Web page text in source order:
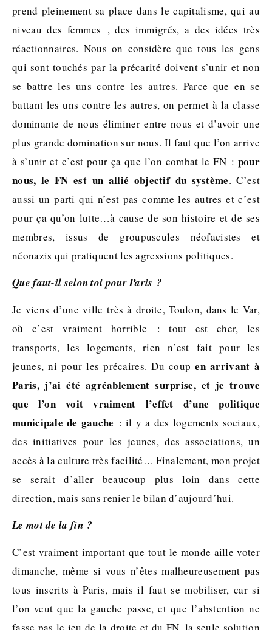
prend pleinement sa place dans le capitalisme, qui au
niveau des femmes , des immigrés, a des idées très
réactionnaires. Nous on considère que tous les gens
qui sont touchés par la précarité doivent s’unir et non
se battre les uns contre les autres. Parce que en se
battant les uns contre les autres, on permet à la classe
dominante de nous éliminer entre nous et d’avoir une
plus grande domination sur nous. Il faut que l’on arrive
à s’unir et c’est pour ça que l’on combat le FN : pour
nous, le FN est un allié objectif du système. C’est
aussi un parti qui n’est pas comme les autres et c’est
pour ça qu’on lutte…à cause de son histoire et de ses
membres, issus de groupuscules néofacistes et
néonazis qui pratiquent les agressions politiques.
Que faut-il selon toi pour Paris ?
Je viens d’une ville très à droite, Toulon, dans le Var,
où c’est vraiment horrible : tout est cher, les
transports, les logements, rien n’est fait pour les
jeunes, ni pour les précaires. Du coup en arrivant à
Paris, j’ai été agréablement surprise, et je trouve
que l’on voit vraiment l’effet d’une politique
municipale de gauche : il y a des logements sociaux,
des initiatives pour les jeunes, des associations, un
accès à la culture très facilité… Finalement, mon projet
se serait d’aller beaucoup plus loin dans cette
direction, mais sans renier le bilan d’aujourd’hui.
Le mot de la fin ?
C’est vraiment important que tout le monde aille voter
dimanche, même si vous n’êtes malheureusement pas
tous inscrits à Paris, mais il faut se mobiliser, car si
l’on veut que la gauche passe, et que l’abstention ne